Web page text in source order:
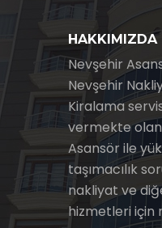
HAKKIMIZDA
Nevşehir
Nevşehir
Kiralama
vermekte olan
Asansör ile
taşımacılık
nakliyat ve
hizmetleri için